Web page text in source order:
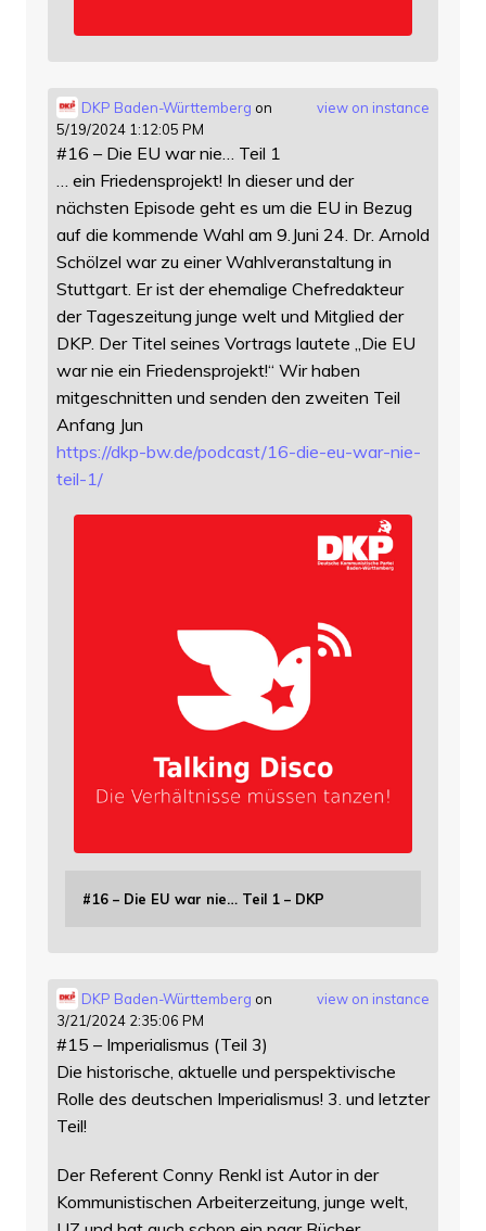
view on instance
DKP Baden-Württemberg on
5/19/2024 1:12:05 PM
#16 – Die EU war nie… Teil 1
… ein Friedensprojekt! In dieser und der
nächsten Episode geht es um die EU in Bezug
auf die kommende Wahl am 9.Juni 24. Dr. Arnold
Schölzel war zu einer Wahlveranstaltung in
Stuttgart. Er ist der ehemalige Chefredakteur
der Tageszeitung junge welt und Mitglied der
DKP. Der Titel seines Vortrags lautete „Die EU
war nie ein Friedensprojekt!“ Wir haben
mitgeschnitten und senden den zweiten Teil
Anfang Jun
https://dkp-bw.de/podcast/16-die-eu-war-nie-
teil-1/
#16 – Die EU war nie… Teil 1 – DKP
view on instance
DKP Baden-Württemberg on
3/21/2024 2:35:06 PM
#15 – Imperialismus (Teil 3)
Die historische, aktuelle und perspektivische
Rolle des deutschen Imperialismus! 3. und letzter
Teil!
Der Referent Conny Renkl ist Autor in der
Kommunistischen Arbeiterzeitung, junge welt,